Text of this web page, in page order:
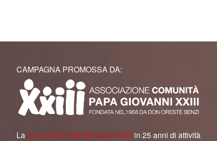
CAMPAGNA PROMOSSA DA:
La Comunità Papa Giovanni XXIII in 25 anni di attività